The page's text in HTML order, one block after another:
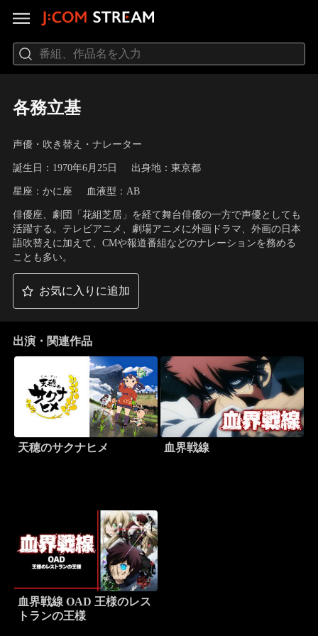
各務立基
声優・吹き替え・ナレーター
誕生日：1970年6月25日 出身地：東京都
星座：かに座 血液型：AB
俳優座、劇団「花組芝居」を経て舞台俳優の一方で声優としても
活躍する。テレビアニメ、劇場アニメに外画ドラマ、外画の日本
語吹替えに加えて、CMや報道番組などのナレーションを務める
ことも多い。
お気に入りに追加
出演・関連作品
天穂のサクナヒメ 血界戦線
血界戦線 OAD 王様のレス
トランの王様